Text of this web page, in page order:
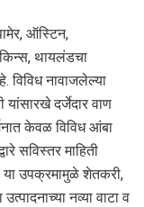
ऑस्टिन,
थायलंडचा
विविध नावाजलेल्या
दर्जेदार वाण
केवळ विविध आंबा
सविस्तर माहिती
या उपक्रमामुळे शेतकरी,
नव्या वाटा व